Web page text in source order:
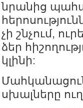
նրանից
չի շնչում,
ձեր
կլինի:
սխալները